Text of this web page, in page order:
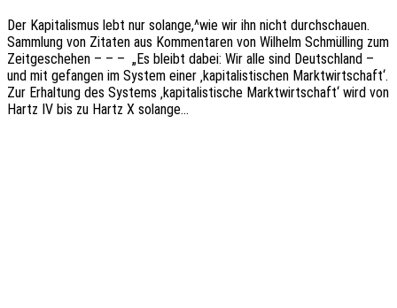
Der Kapi­ta­lis­mus lebt nur solange,^wie wir ihn nicht durch­schau­en.
Samm­lung von Zita­ten aus Kommen­ta­ren von Wilhelm Schmül­l­ing zum
Zeit­ge­sche­hen – – – „Es bleibt dabei: Wir alle sind Deutsch­land –
und mit gefan­gen im System einer ‚kapi­ta­lis­ti­schen Markt­wirt­schaft‘.
Zur Erhal­tung des Systems ‚kapi­ta­lis­ti­sche Markt­wirt­schaft‘ wird von
Hartz IV bis zu Hartz X solange…